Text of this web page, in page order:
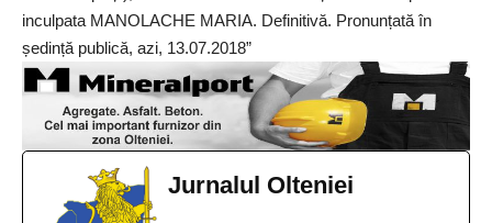
inculpata MANOLACHE MARIA. Definitivă. Pronunțată în
ședință publică, azi, 13.07.2018”
Jurnalul Olteniei